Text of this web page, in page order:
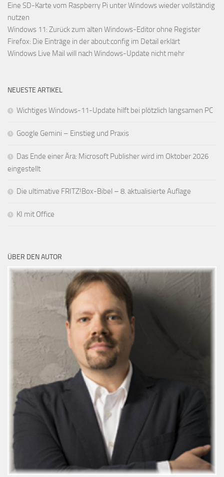
Eine SD-Karte vom Raspberry Pi unter Windows wieder vollständig
nutzen
Windows 11: Zurück zum alten Windows-Editor ohne Register
Firefox: Die Einträge in der about:config im Detail erklärt
Windows Live Mail will nach Windows-Update nicht mehr
NEUESTE ARTIKEL
Wichtiges Windows-11-Update hilft bei plötzlich langsamen PC
Google Gemini – Einstieg und Praxis
Das Ende einer Ära: Microsoft Publisher wird im Oktober 2026
eingestellt
Die ultimative FRITZ!Box-Bibel – 8. aktualisierte Auflage
KI mit Office
ÜBER DEN AUTOR